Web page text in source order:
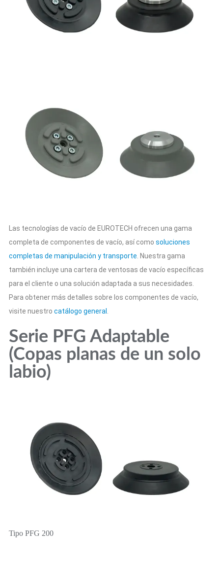
Las tecnologías de vacío de EUROTECH ofrecen una gama
completa de componentes de vacío, así como soluciones
completas de manipulación y transporte. Nuestra gama
también incluye una cartera de ventosas de vacío específicas
para el cliente o una solución adaptada a sus necesidades.
Para obtener más detalles sobre los componentes de vacío,
visite nuestro catálogo general .
Serie PFG Adaptable
(Copas planas de un solo
labio)
Tipo PFG 200